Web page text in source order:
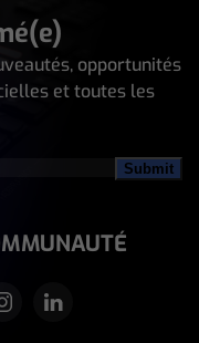
opportunités
et toutes les